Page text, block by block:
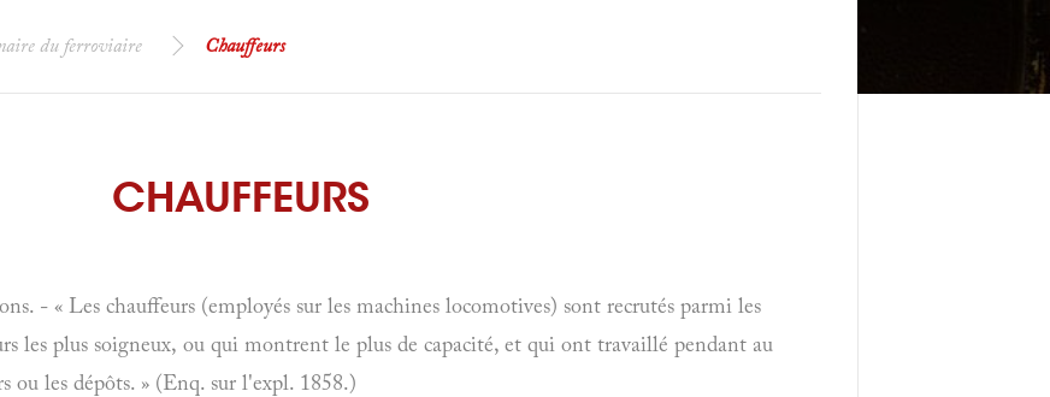
du ferroviaire Chauffeurs
CHAUFFEURS
- « Les chauffeurs (employés sur les machines locomotives) sont recrutés parmi les
les plus soigneux, ou qui montrent le plus de capacité, et qui ont travaillé pendant au
ou les dépôts. » (Enq. sur l'expl. 1858.)